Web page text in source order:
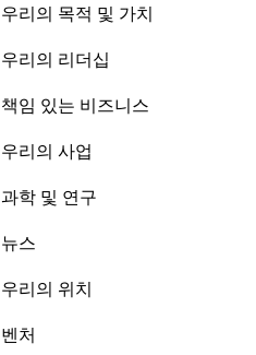
우리의 목적 및 가치
우리의 리더십
책임 있는 비즈니스
우리의 사업
과학 및 연구
뉴스
우리의 위치
벤처